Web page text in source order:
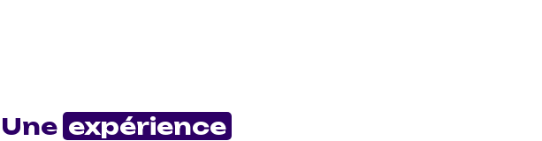
Une expérience